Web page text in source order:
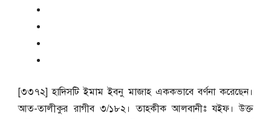
[৩৩৭২] হাদিসটি ইমাম ইবনু মাজাহ এককভাবে বর্ণনা করেছেন।
আত-তালীকুর রাগীব ৩/১৮২। তাহকীক আলবানীঃ যইফ। উক্ত